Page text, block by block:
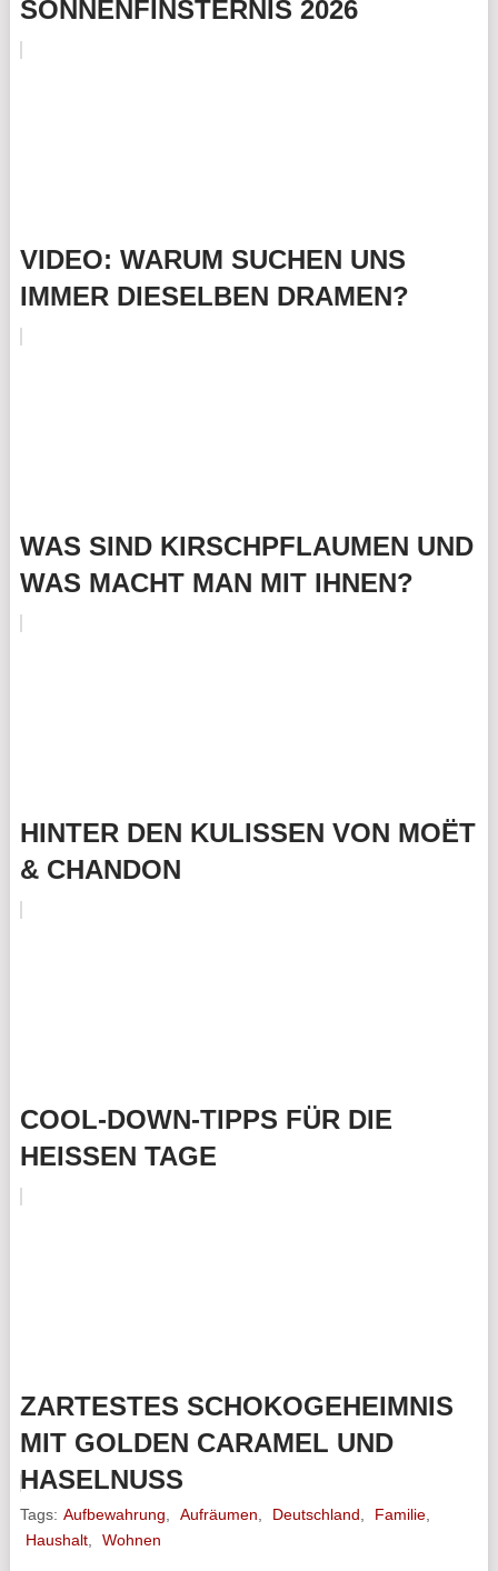
SONNENFINSTERNIS 2026
VIDEO: WARUM SUCHEN UNS
IMMER DIESELBEN DRAMEN?
WAS SIND KIRSCHPFLAUMEN UND
WAS MACHT MAN MIT IHNEN?
HINTER DEN KULISSEN VON MOËT
& CHANDON
COOL-DOWN-TIPPS FÜR DIE
HEISSEN TAGE
ZARTESTES SCHOKOGEHEIMNIS
MIT GOLDEN CARAMEL UND
HASELNUSS
Tags: Aufbewahrung, Aufräumen, Deutschland, Familie,
Haushalt, Wohnen